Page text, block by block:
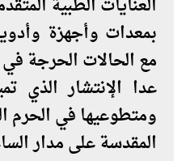
العنايات الطبية
بمعدات وأجهزة
مع الحالات الحرجة في
عدا الإنتشار الذي
ومتطوعيها في الحرم
المقدسة على مدار